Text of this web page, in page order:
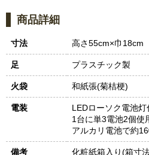
商品詳細
寸法 高さ55cm×巾18cm
足 プラスチック製
火袋 和紙張(菊桔梗)
電装
LEDローソク電池
1台に単3電池2個使
アルカリ電池で約
備考
化粧紙箱入り(箱寸